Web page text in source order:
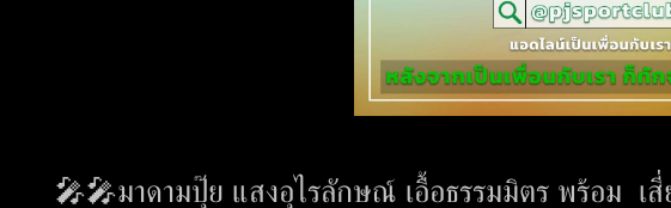
🎤🎤มาดามปุ๊ย แสงอุไรลักษณ์ เอื้อธรรมมิตร พร้อม เ